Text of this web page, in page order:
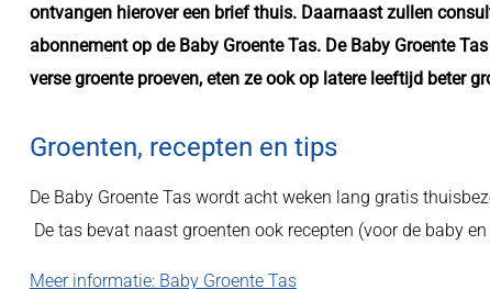
ontvangen hierover een brief thuis. Daarnaast zullen
abonnement op de Baby Groente Tas. De Baby Groente
verse groente proeven, eten ze ook op latere leeftijd beter
Groenten, recepten en tips
De Baby Groente Tas wordt acht weken lang gratis
De tas bevat naast groenten ook recepten (voor de baby
Meer informatie: Baby Groente Tas